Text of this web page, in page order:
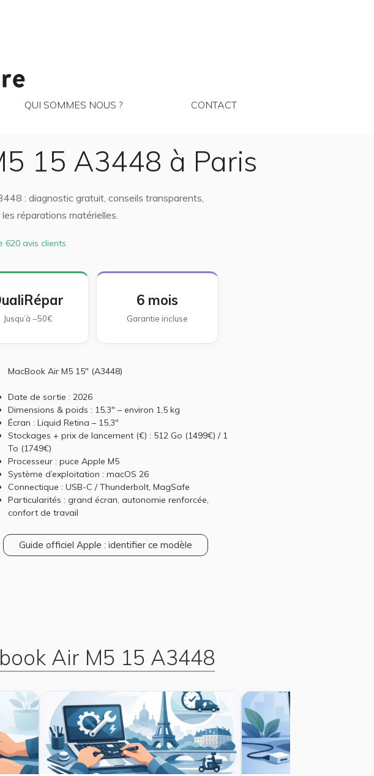
QUI SOMMES NOUS ? CONTACT
15 A3448 à Paris
: diagnostic gratuit, conseils transparents,
réparations matérielles.
620 avis clients
Jusqu’à −50€
6 mois
Garantie incluse
MacBook Air M5 15" (A3448)
Date de sortie : 2026
Dimensions & poids : 15,3" – environ 1,5 kg
Écran : Liquid Retina – 15,3"
Stockages + prix de lancement (€) : 512 Go (1499€) / 1
To (1749€)
Processeur : puce Apple M5
Système d’exploitation : macOS 26
Connectique : USB-C / Thunderbolt, MagSafe
Particularités : grand écran, autonomie renforcée,
confort de travail
Guide officiel Apple : identifier ce modèle
Air M5 15 A3448